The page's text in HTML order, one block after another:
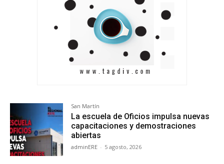
San Martín
La escuela de Oficios impulsa nuevas
capacitaciones y demostraciones
abiertas
adminERE - 5 agosto, 2026